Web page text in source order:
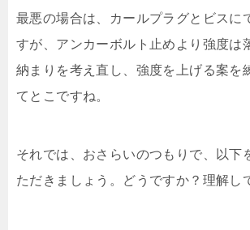
最悪の場合は、カールプラグとビスに
すが、アンカーボルト止めより強度は
納まりを考え直し、強度を上げる案を
てとこですね。
それでは、おさらいのつもりで、以下
ただきましょう。どうですか？理解し